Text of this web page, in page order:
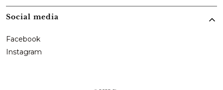
Social media
Facebook
Instagram